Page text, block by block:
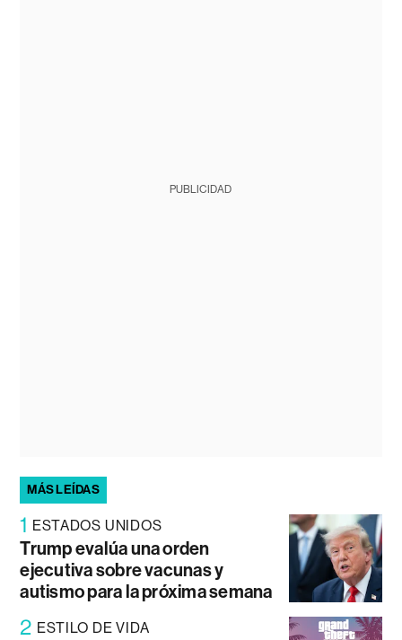
PUBLICIDAD
MÁS LEÍDAS
1 ESTADOS UNIDOS
Trump evalúa una orden
ejecutiva sobre vacunas y
autismo para la próxima semana
2 ESTILO DE VIDA